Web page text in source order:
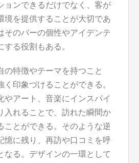
ョンできるだけでなく、客が
境を提供することが大切であ
そのバーの個性やアイデンテ
する役割もある。
の特徴やテーマを持つこと
く印象づけることができる。
やアート、音楽にインスパイ
入れることで、訪れた瞬間か
ことができる。そのような逆
憶に残り、再訪や口コミを呼
なる。デザインの一環として